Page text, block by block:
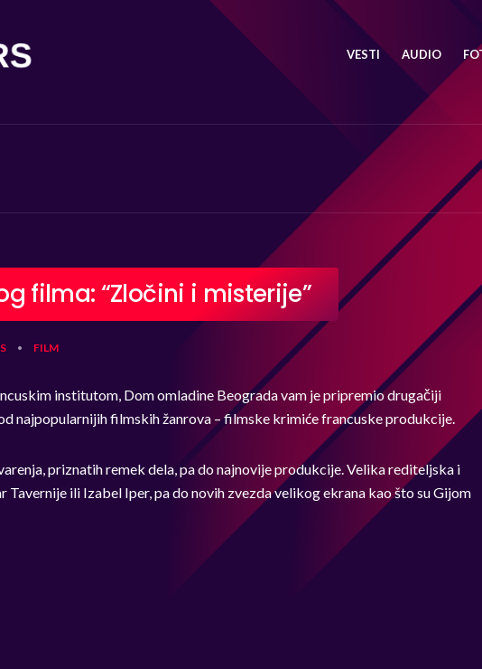
VESTI AUDIO
filma: “Zločini i misterije”
• FILM
institutom, Dom omladine Beograda vam je pripremio drugačiji
najpopularnijih filmskih žanrova – filmske krimiće francuske produkcije.
priznatih remek dela, pa do najnovije produkcije. Velika rediteljska i
Tavernije ili Izabel Iper, pa do novih zvezda velikog ekrana kao što su Gijom